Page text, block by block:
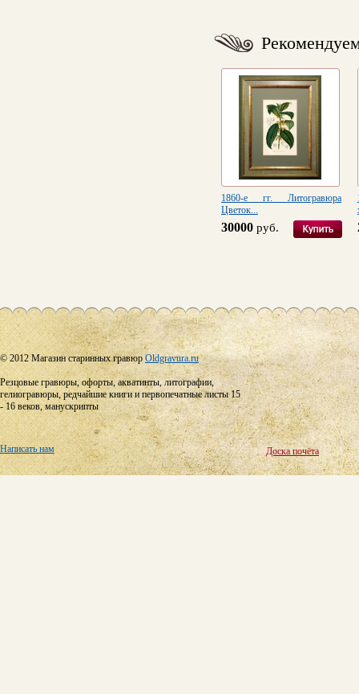
1860-е гг. Литогравюра
Цветок...
30000 руб.
© 2012 Магазин старинных гравюрOldgravura.ru
Резцовые гравюры, офорты, акватинты, литографии,
гелиогравюры, редчайшие книги и первопечатные листы 15
- 16 веков, манускрипты
Написать нам Доска почёта